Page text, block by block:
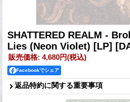
SHATTERED REALM -
Lies (Neon Violet) [LP]
販売価格: 4,680円(税込)
Facebookでシェア
返品特約に関する重要事項